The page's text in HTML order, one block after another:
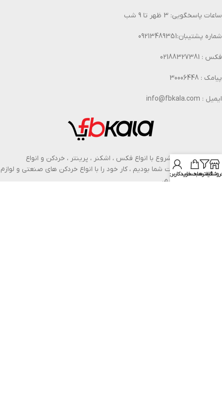
ساعات پاسخگویی: 3 ظهر تا 9 شب
شماره پشتیبان:09213489351
فکس : 02188327381
پیامک : 30006448
ایمیل : info@fbkala.com
از بهار سال 1377 شروع با انواع فکس ، اشکنر ، پرینتر ، خردکن و انواع
محصولات در خدمت شما بودیم ، کار خود را با انواع خردکن های صنعتی و لوازم
اداری گسترش دادیم.
فیلترهاسبد خرید
حساب کاربری من